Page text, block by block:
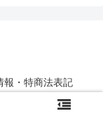
報・特商法表記